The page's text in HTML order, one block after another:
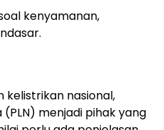
kenyamanan,
kelistrikan nasional,
menjadi pihak yang